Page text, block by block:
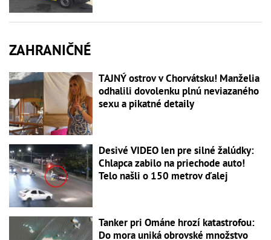
ZAHRANIČNÉ
TAJNÝ ostrov v Chorvátsku! Manželia
odhalili dovolenku plnú neviazaného
sexu a pikatné detaily
Desivé VIDEO len pre silné žalúdky:
Chlapca zabilo na priechode auto!
Telo našli o 150 metrov ďalej
Tanker pri Ománe hrozí katastrofou:
Do mora uniká obrovské množstvo